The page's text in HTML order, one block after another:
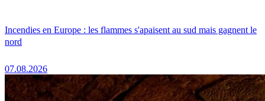
Incendies en Europe : les flammes s'apaisent au sud mais gagnent le
nord
07.08.2026